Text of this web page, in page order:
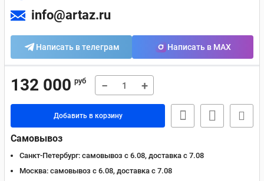
info@artaz.ru
Написать в телеграм Написать в MAX
132 000 руб − +
Добавить в корзину
Самовывоз
Санкт-Петербург: самовывоз с 6.08, доставка c 7.08
Москва: самовывоз с 6.08, доставка c 7.08